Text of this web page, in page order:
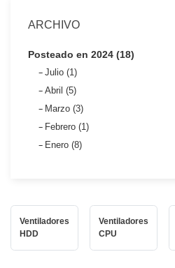
ARCHIVO
Posteado en 2024 (18)
Julio (1)
Abril (5)
Marzo (3)
Febrero (1)
Enero (8)
Ventiladores
HDD
Ventiladores
CPU